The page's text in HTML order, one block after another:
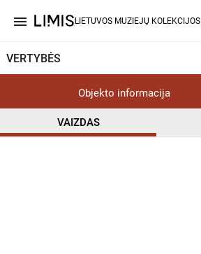
menu LIETUVOS MUZIEJŲ KOLEKCIJOS
VERTYBĖS
Objekto informacija
VAIZDAS
CC BY help_outline